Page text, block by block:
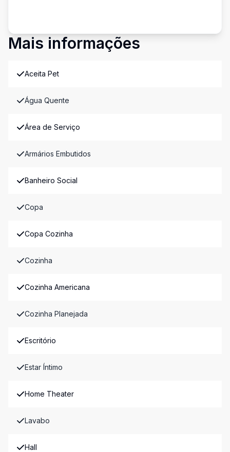
Mais informações
Aceita Pet
Água Quente
Área de Serviço
Armários Embutidos
Banheiro Social
Copa
Copa Cozinha
Cozinha
Cozinha Americana
Cozinha Planejada
Escritório
Estar Íntimo
Home Theater
Lavabo
Hall